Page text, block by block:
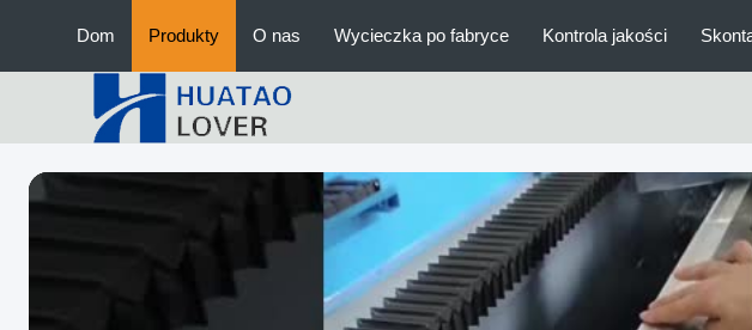
Dom Produkty O nas Wycieczka po fabryce Kontrola jakości